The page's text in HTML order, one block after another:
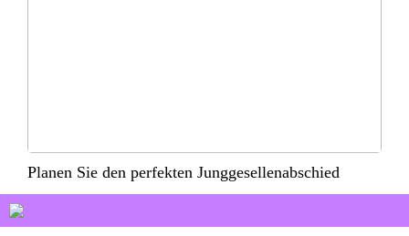
Planen Sie den perfekten Junggesellenabschied